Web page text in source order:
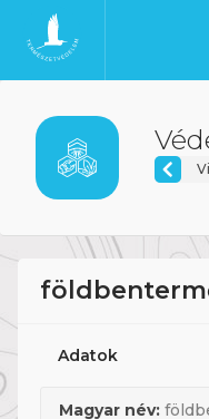
Ugrás a tartalomhoz
Főoldal
Adatok
Magyar név: